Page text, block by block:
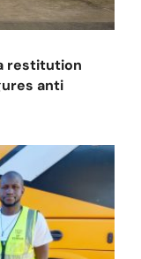
restitution
anti